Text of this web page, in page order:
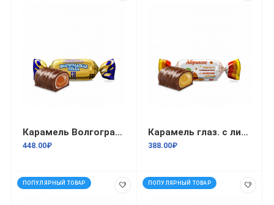
Карамель Волгоградская птаха глазированные с молочной начинкой 1кг
448.00₽
Карамель глаз. с ликерной нач Абрикос 1кг/8
388.00₽
ПОПУЛЯРНЫЙ ТОВАР ПОПУЛЯРНЫЙ ТОВАР